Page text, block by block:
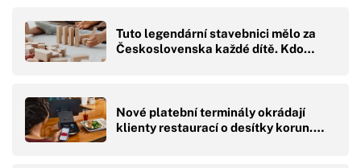
Tuto legendární stavebnici mělo za
Československa každé dítě. Kdo…
Nové platební terminály okrádají
klienty restaurací o desítky korun.…